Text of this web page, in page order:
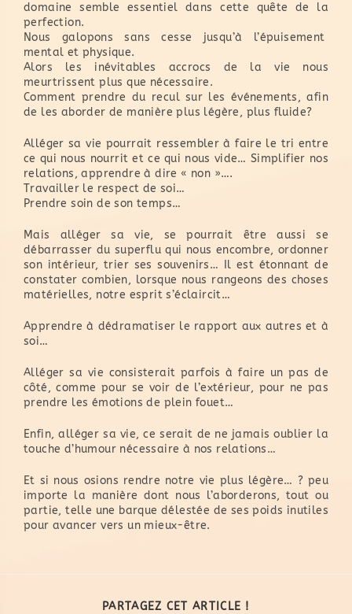
domaine semble essentiel dans cette quête de la
perfection.
Nous galopons sans cesse jusqu’à l’épuisement
mental et physique.
Alors les inévitables accrocs de la vie nous
meurtrissent plus que nécessaire.
Comment prendre du recul sur les événements, afin
de les aborder de manière plus légère, plus fluide?
Alléger sa vie pourrait ressembler à faire le tri entre
ce qui nous nourrit et ce qui nous vide… Simplifier nos
relations, apprendre à dire « non »….
Travailler le respect de soi…
Prendre soin de son temps…
Mais alléger sa vie, se pourrait être aussi se
débarrasser du superflu qui nous encombre, ordonner
son intérieur, trier ses souvenirs… Il est étonnant de
constater combien, lorsque nous rangeons des choses
matérielles, notre esprit s’éclaircit…
Apprendre à dédramatiser le rapport aux autres et à
soi…
Alléger sa vie consisterait parfois à faire un pas de
côté, comme pour se voir de l’extérieur, pour ne pas
prendre les émotions de plein fouet…
Enfin, alléger sa vie, ce serait de ne jamais oublier la
touche d’humour nécessaire à nos relations…
Et si nous osions rendre notre vie plus légère… ? peu
importe la manière dont nous l’aborderons, tout ou
partie, telle une barque délestée de ses poids inutiles
pour avancer vers un mieux-être.
PARTAGEZ CET ARTICLE !